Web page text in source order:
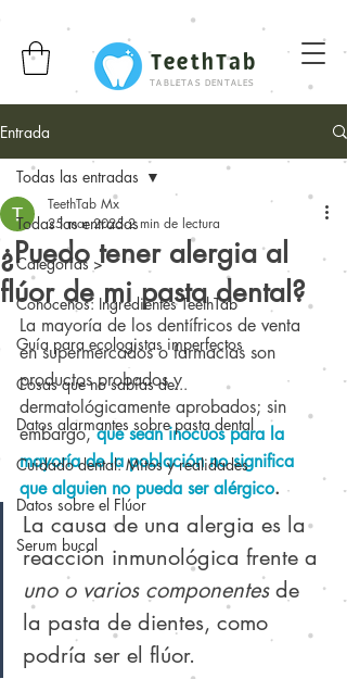
TeethTab
TABLETAS DENTALES
Entrada
Todas las entradas
Categorías >
Conócenos: Ingredientes TeethTab
Guía para ecologistas imperfectos
Cosas que no sabías de...
Datos alarmantes sobre pasta dental
Cuidado dental: Mitos y realidades
Datos sobre el Flúor
Serum bucal
Todas las entradas
¿Puedo tener alergia al
flúor de mi pasta dental?
TeethTab Mx
25 mar 2025 2 min de lectura
La mayoría de los dentífricos de venta
en supermercados o farmacias son
productos probados y
dermatológicamente aprobados; sin
embargo, que sean inocuos para la
mayoría de la población no significa
que alguien no pueda ser alérgico.
La causa de una alergia es la
reacción inmunológica frente a
uno o varios componentes de
la pasta de dientes, como
podría ser el flúor.